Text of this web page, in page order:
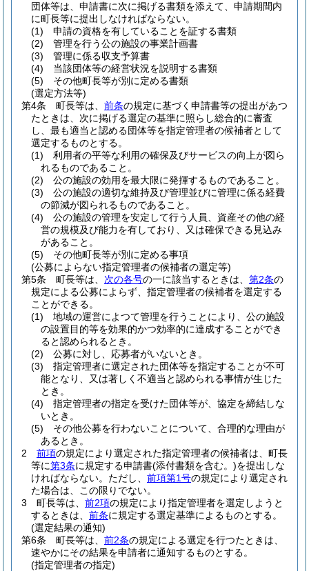
団体等は、申請書に次に掲げる書類を添えて、申請期間内
に町長等に提出しなければならない。
(1)
申請の資格を有していることを証する書類
(2)
管理を行う公の施設の事業計画書
(3)
管理に係る収支予算書
(4)
当該団体等の経営状況を説明する書類
(5)
その他町長等が別に定める書類
(選定方法等)
第4条
町長等は、 前条の規定に基づく申請書等の提出があつ
たときは、次に掲げる選定の基準に照らし総合的に審査
し、最も適当と認める団体等を指定管理者の候補者として
選定するものとする。
(1)
利用者の平等な利用の確保及びサービスの向上が図ら
れるものであること。
(2)
公の施設の効用を最大限に発揮するものであること。
(3)
公の施設の適切な維持及び管理並びに管理に係る経費
の節減が図られるものであること。
(4)
公の施設の管理を安定して行う人員、資産その他の経
営の規模及び能力を有しており、又は確保できる見込み
があること。
(5)
その他町長等が別に定める事項
(公募によらない指定管理者の候補者の選定等)
第5条
町長等は、 次の各号の一に該当するときは、 第2条の
規定による公募によらず、指定管理者の候補者を選定する
ことができる。
(1)
地域の運営によつて管理を行うことにより、公の施設
の設置目的等を効果的かつ効率的に達成することができ
ると認められるとき。
(2)
公募に対し、応募者がいないとき。
(3)
指定管理者に選定された団体等を指定することが不可
能となり、又は著しく不適当と認められる事情が生じた
とき。
(4)
指定管理者の指定を受けた団体等が、協定を締結しな
いとき。
(5)
その他公募を行わないことについて、合理的な理由が
あるとき。
2
前項の規定により選定された指定管理者の候補者は、町長
等に第3条に規定する申請書(添付書類を含む。)を提出しな
ければならない。 ただし、 前項第1号の規定により選定され
た場合は、この限りでない。
3
町長等は、 前2項の規定により指定管理者を選定しようと
するときは、 前条に規定する選定基準によるものとする。
(選定結果の通知)
第6条
町長等は、 前2条の規定による選定を行つたときは、
速やかにその結果を申請者に通知するものとする。
(指定管理者の指定)